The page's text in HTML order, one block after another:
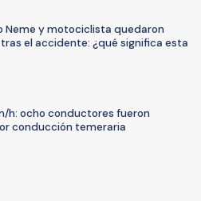
Neme y motociclista quedaron
el accidente: ¿qué significa esta
h: ocho conductores fueron
conducción temeraria